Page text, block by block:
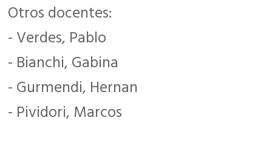
Otros docentes:
- Verdes, Pablo
- Bianchi, Gabina
- Gurmendi, Hernan
- Pividori, Marcos